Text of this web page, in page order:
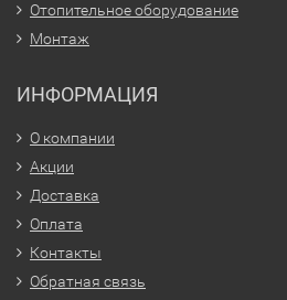
Отопительное оборудование
Монтаж
ИНФОРМАЦИЯ
О компании
Акции
Доставка
Оплата
Контакты
Обратная связь